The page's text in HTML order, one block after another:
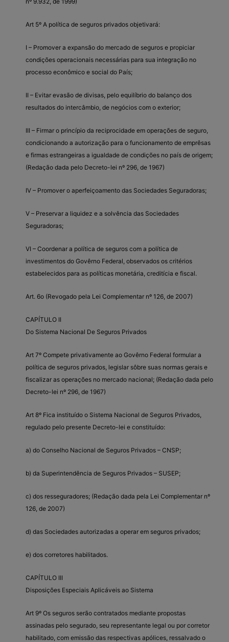
Art 5º A política de seguros privados objetivará:
I – Promover a expansão do mercado de seguros e propiciar
condições operacionais necessárias para sua integração no
processo econômico e social do País;
II – Evitar evasão de divisas, pelo equilíbrio do balanço dos
resultados do intercâmbio, de negócios com o exterior;
III – Firmar o princípio da reciprocidade em operações de seguro,
condicionando a autorização para o funcionamento de emprêsas
e firmas estrangeiras a igualdade de condições no país de origem;
(Redação dada pelo Decreto-lei nº 296, de 1967)
IV – Promover o aperfeiçoamento das Sociedades Seguradoras;
V – Preservar a liquidez e a solvência das Sociedades
Seguradoras;
VI – Coordenar a política de seguros com a política de
investimentos do Govêrno Federal, observados os critérios
estabelecidos para as políticas monetária, creditícia e fiscal.
Art. 6o (Revogado pela Lei Complementar nº 126, de 2007)
CAPÍTULO II
Do Sistema Nacional De Seguros Privados
Art 7º Compete privativamente ao Govêrno Federal formular a
política de seguros privados, legislar sôbre suas normas gerais e
fiscalizar as operações no mercado nacional; (Redação dada pelo
Decreto-lei nº 296, de 1967)
Art 8º Fica instituído o Sistema Nacional de Seguros Privados,
regulado pelo presente Decreto-lei e constituído:
a) do Conselho Nacional de Seguros Privados – CNSP;
b) da Superintendência de Seguros Privados – SUSEP;
c) dos resseguradores; (Redação dada pela Lei Complementar nº
126, de 2007)
d) das Sociedades autorizadas a operar em seguros privados;
e) dos corretores habilitados.
CAPÍTULO III
Disposições Especiais Aplicáveis ao Sistema
Art 9º Os seguros serão contratados mediante propostas
assinadas pelo segurado, seu representante legal ou por corretor
habilitado, com emissão das respectivas apólices, ressalvado o